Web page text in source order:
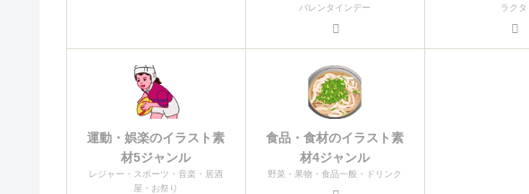
バレンタインデー
ラクタ
運動・娯楽のイラスト素
材5ジャンル
レジャー・スポーツ・音楽・居酒
屋・お祭り
食品・食材のイラスト素
材4ジャンル
野菜・果物・食品一般・ドリンク